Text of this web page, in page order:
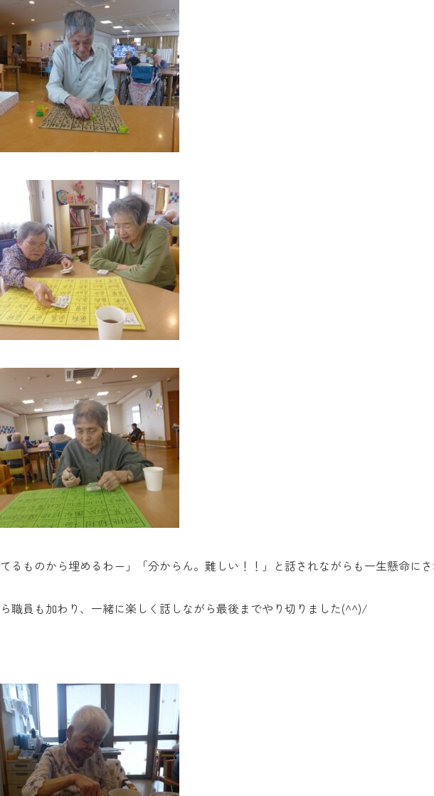
てるものから埋めるわー」「分からん。難しい！！」と話されながらも一生懸命に
職員も加わり、一緒に楽しく話しながら最後までやり切りました(^^)/